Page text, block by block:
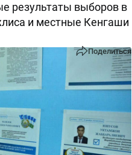
результаты выборов в
и местные Кенгаши
Поделиться